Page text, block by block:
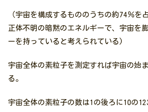
（宇宙を構成するもののうちの約74％を
正体不明の暗黙のエネルギーで、宇宙を
ーを持っていると考えられている)
宇宙全体の素粒子を測定すれば宇宙の始
る。
宇宙全体の素粒子の数は1の後ろに10の